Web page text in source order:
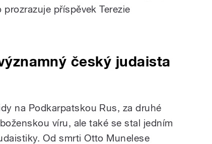
příspěvek Terezie
český judaista
na Podkarpatskou Rus, za druhé
víru, ale také se stal jedním
Od smrti Otto Munelese